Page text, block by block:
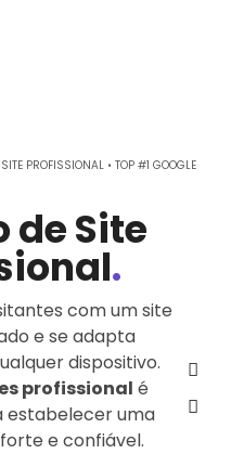
PROFISSIONAL • TOP #1 GOOGLE
de Site
.
com um site
e se adapta
dispositivo.
profissional é
estabelecer uma
e confiável.